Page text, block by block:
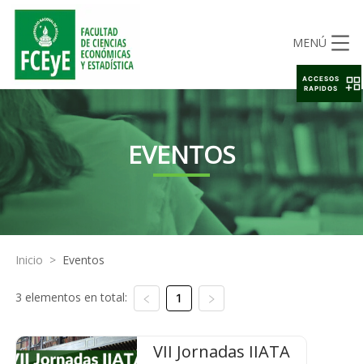
MENÚ
EVENTOS
Inicio > Eventos
3 elementos en total: 1
VII Jornadas IIATA
ACCESOS
RAPIDOS